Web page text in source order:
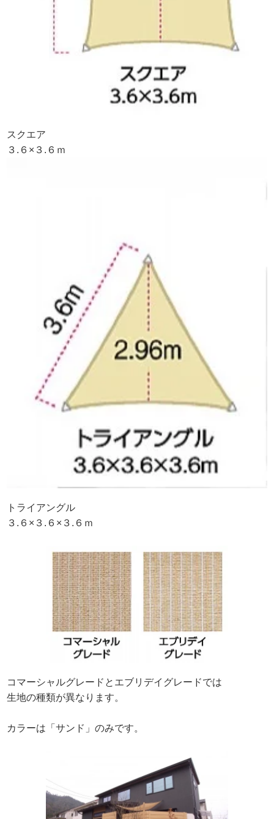
スクエア
３.６×３.６ｍ
トライアングル
３.６×３.６×３.６ｍ
コマーシャルグレードとエブリデイグレードでは
生地の種類が異なります。
カラーは「サンド」のみです。